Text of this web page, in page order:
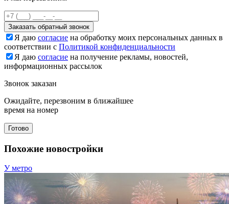
Заказать обратный звонок
Я даю согласие на обработку моих персональных данных в
соответствии с Политикой конфиденциальности
Я даю согласие на получение рекламы, новостей,
информационных рассылок
Звонок заказан
Ожидайте, перезвоним в ближайшее
время на номер
Готово
Похожие новостройки
У метро